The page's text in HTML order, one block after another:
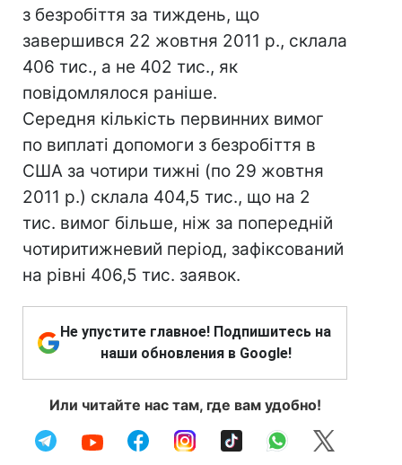
з безробіття за тиждень, що
завершився 22 жовтня 2011 р., склала
406 тис., а не 402 тис., як
повідомлялося раніше.
Середня кількість первинних вимог
по виплаті допомоги з безробіття в
США за чотири тижні (по 29 жовтня
2011 р.) склала 404,5 тис., що на 2
тис. вимог більше, ніж за попередній
чотиритижневий період, зафіксований
на рівні 406,5 тис. заявок.
Не упустите главное! Подпишитесь на
наши обновления в Google!
Или читайте нас там, где вам удобно!